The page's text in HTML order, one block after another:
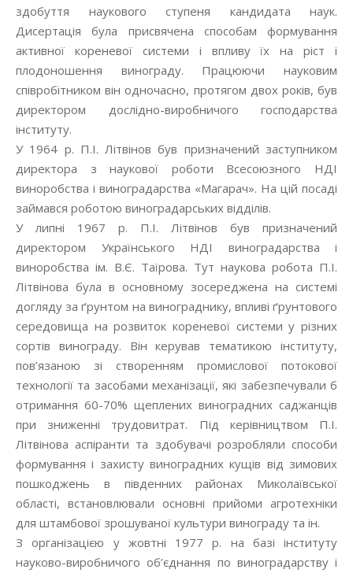
здобуття наукового ступеня кандидата наук.
Дисертація була присвячена способам формування
активної кореневої системи і впливу їх на ріст і
плодоношення винограду. Працюючи науковим
співробітником він одночасно, протягом двох років, був
директором дослідно-виробничого господарства
інституту.
У 1964 р. П.І. Літвінов був призначений заступником
директора з наукової роботи Всесоюзного НДІ
виноробства і виноградарства «Магарач». На цій посаді
займався роботою виноградарських відділів.
У липні 1967 р. П.І. Літвінов був призначений
директором Українського НДІ виноградарства і
виноробства ім. В.Є. Таїрова. Тут наукова робота П.І.
Літвінова була в основному зосереджена на системі
догляду за ґрунтом на винограднику, впливі ґрунтового
середовища на розвиток кореневої системи у різних
сортів винограду. Він керував тематикою інституту,
пов’язаною зі створенням промислової потокової
технології та засобами механізації, які забезпечували б
отримання 60-70% щеплених виноградних саджанців
при зниженні трудовитрат. Під керівництвом П.І.
Літвінова аспіранти та здобувачі розробляли способи
формування і захисту виноградних кущів від зимових
пошкоджень в південних районах Миколаївської
області, встановлювали основні прийоми агротехніки
для штамбової зрошуваної культури винограду та ін.
З організацією у жовтні 1977 р. на базі інституту
науково-виробничого об’єднання по виноградарству і